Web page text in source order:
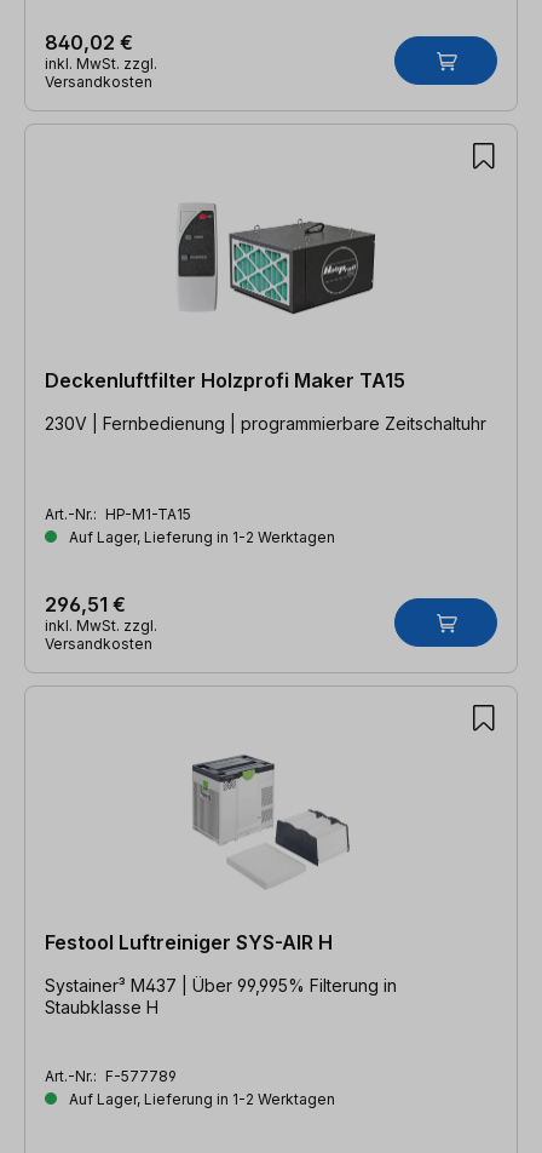
840,02 €
inkl. MwSt. zzgl.
Versandkosten
Deckenluftfilter Holzprofi Maker TA15
230V | Fernbedienung | programmierbare Zeitschaltuhr
Art.-Nr.: HP-M1-TA15
Auf Lager, Lieferung in 1-2 Werktagen
296,51 €
inkl. MwSt. zzgl.
Versandkosten
Festool Luftreiniger SYS-AIR H
Systainer³ M437 | Über 99,995% Filterung in
Staubklasse H
Art.-Nr.: F-577789
Auf Lager, Lieferung in 1-2 Werktagen